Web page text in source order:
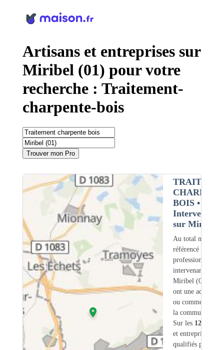
Artisans et entreprises sur
Miribel (01) pour votre
recherche : Traitement-
charpente-bois
Trouver mon Pro
BOIS•
Intervention
sur Miribel
Au total nous
référencé
professionnels
intervenant sur
Miribel (01) dont
ont une adresse
ou commerciale
la commune.
Sur les 1283
et entreprises
qualifiés pour une